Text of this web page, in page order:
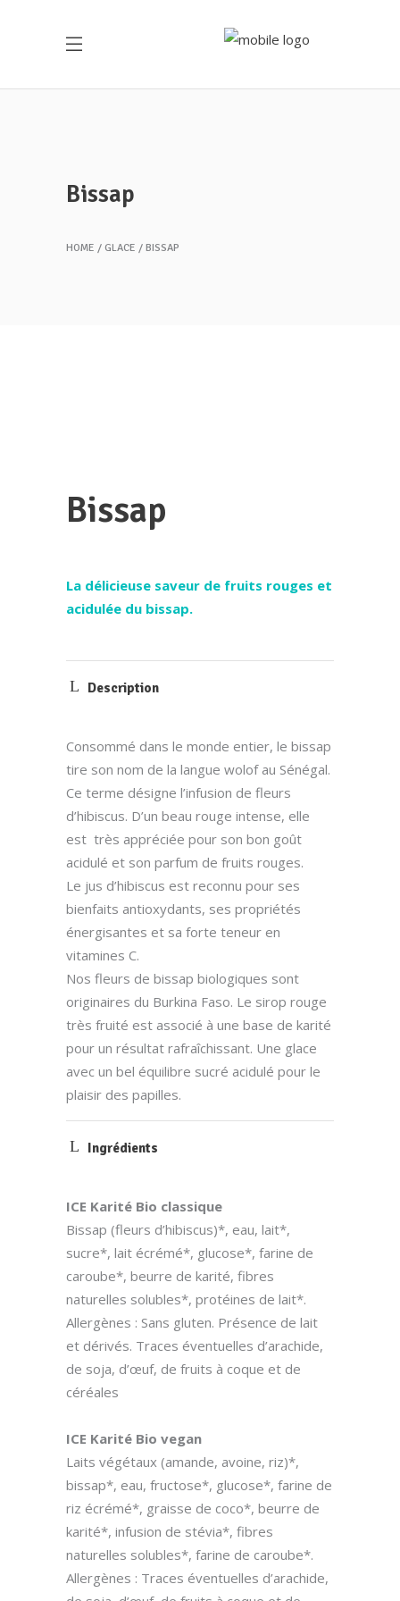
Bissap
HOME GLACE BISSAP
Bissap
La délicieuse saveur de fruits rouges et
acidulée du bissap.
Description
Consommé dans le monde entier, le bissap
tire son nom de la langue wolof au Sénégal.
Ce terme désigne l’infusion de fleurs
d’hibiscus. D’un beau rouge intense, elle
est très appréciée pour son bon goût
acidulé et son parfum de fruits rouges.
Le jus d’hibiscus est reconnu pour ses
bienfaits antioxydants, ses propriétés
énergisantes et sa forte teneur en
vitamines C.
Nos fleurs de bissap biologiques sont
originaires du Burkina Faso. Le sirop rouge
très fruité est associé à une base de karité
pour un résultat rafraîchissant. Une glace
avec un bel équilibre sucré acidulé pour le
plaisir des papilles.
Ingrédients
ICE Karité Bio classique
Bissap (fleurs d’hibiscus)*, eau, lait*,
sucre*, lait écrémé*, glucose*, farine de
caroube*, beurre de karité, fibres
naturelles solubles*, protéines de lait*.
Allergènes : Sans gluten. Présence de lait
et dérivés. Traces éventuelles d’arachide,
de soja, d’œuf, de fruits à coque et de
céréales
ICE Karité Bio vegan
Laits végétaux (amande, avoine, riz)*,
bissap*, eau, fructose*, glucose*, farine de
riz écrémé*, graisse de coco*, beurre de
karité*, infusion de stévia*, fibres
naturelles solubles*, farine de caroube*.
Allergènes : Traces éventuelles d’arachide,